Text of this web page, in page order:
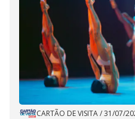
CARTÃO DE VISITA/31/07/